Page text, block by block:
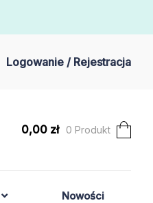
Logowanie / Rejestracja
0,00 zł 0 Produkt
Nowości